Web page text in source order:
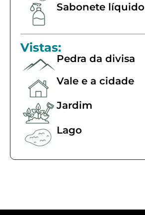
Sabonete líquido
Vistas:
Pedra da divisa
Vale e a cidade
Jardim
Lago